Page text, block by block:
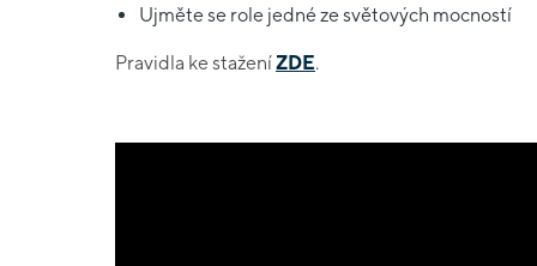
Ujměte se role jedné ze světových mocností
Pravidla ke staženíZDE.